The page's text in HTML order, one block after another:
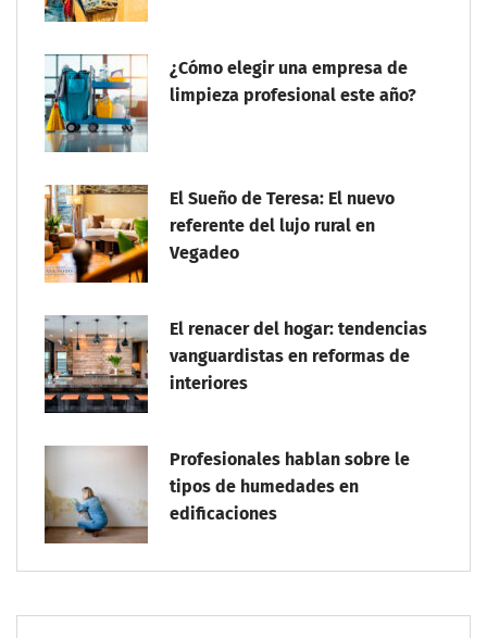
¿Cómo elegir una empresa de
limpieza profesional este año?
El Sueño de Teresa: El nuevo
referente del lujo rural en
Vegadeo
El renacer del hogar: tendencias
vanguardistas en reformas de
interiores
Profesionales hablan sobre le
tipos de humedades en
edificaciones